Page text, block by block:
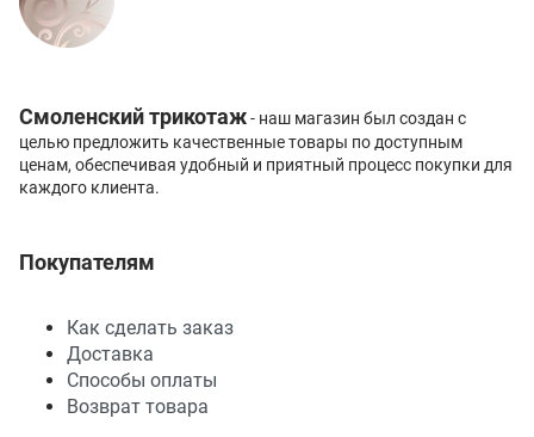
Смоленский трикотаж- наш магазин был создан с
целью предложить качественные товары по доступным
ценам, обеспечивая удобный и приятный процесс покупки для
каждого клиента.
Покупателям
Как сделать заказ
Доставка
Способы оплаты
Возврат товара